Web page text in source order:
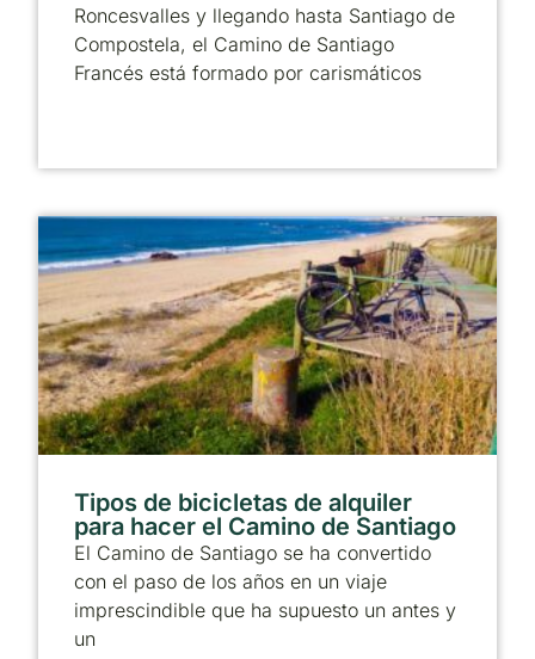
Roncesvalles y llegando hasta Santiago de
Compostela, el Camino de Santiago
Francés está formado por carismáticos
Tipos de bicicletas de alquiler
para hacer el Camino de Santiago
El Camino de Santiago se ha convertido
con el paso de los años en un viaje
imprescindible que ha supuesto un antes y
un